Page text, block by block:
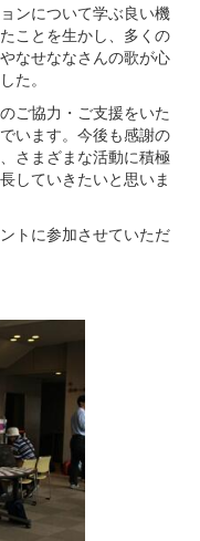
ンについて学ぶ良い機
ことを生かし、多くの
なせななさんの歌が心
た。
ご協力・ご支援をいた
います。今後も感謝の
さまざまな活動に積極
していきたいと思いま
トに参加させていただ